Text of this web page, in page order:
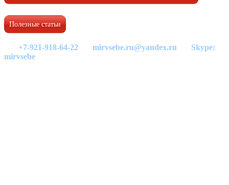
Полезные статьи
+7-921-918-64-22 mirvsebe.ru@yandex.ru
Skype:
mirvsebe